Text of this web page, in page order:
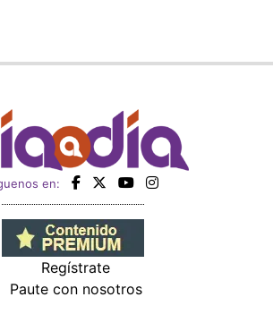
en:
Regístrate
Paute con nosotros